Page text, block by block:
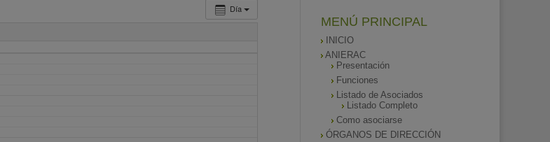
Día
MENÚ PRINCIPAL
INICIO
ANIERAC
Presentación
Funciones
Listado de Asociados
Listado Completo
Como asociarse
ÓRGANOS DE DIRECCIÓN